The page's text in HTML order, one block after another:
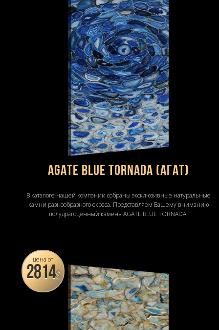
AGATE BLUE TORNADA (Агат)
В каталоге нашей компании собраны эксклюзивные натуральные
камни разнообразного окраса. Представляем Вашему вниманию
полудрагоценный камень AGATE BLUE TORNADA.
цена от
2814$